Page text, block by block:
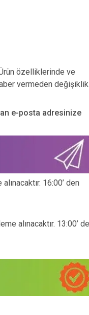
özelliklerinde ve
vermeden değişiklik
e-posta adresinize
16:00’ den
alınacaktır. 13:00’